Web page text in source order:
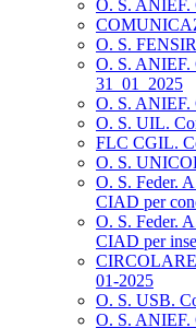
O. S. ANIEF.
O. S.
O. S. ANIEF.
31_01_2025
O. S. ANIEF.
O. S. UIL.
FLC CGIL.
O. S.
O. S. Feder.
CIAD per
O. S. Feder.
CIAD per
CIRCOLARE
01-2025
O. S. USB.
O. S. ANIEF.